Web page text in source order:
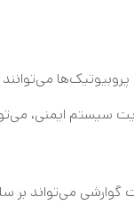
سیستم ایمنی،
می‌تواند بر